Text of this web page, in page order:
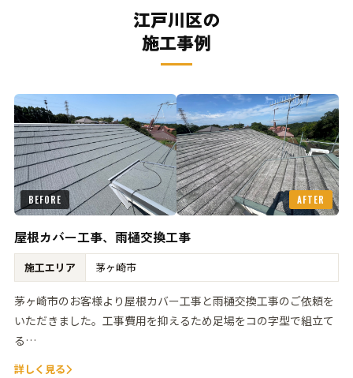
江戸川区の
施工事例
BEFORE AFTER
屋根カバー工事、雨樋交換工事
施工エリア 茅ヶ崎市
茅ヶ崎市のお客様より屋根カバー工事と雨樋交換工事のご依頼を
いただきました。工事費用を抑えるため足場をコの字型で組立て
る…
詳しく見る